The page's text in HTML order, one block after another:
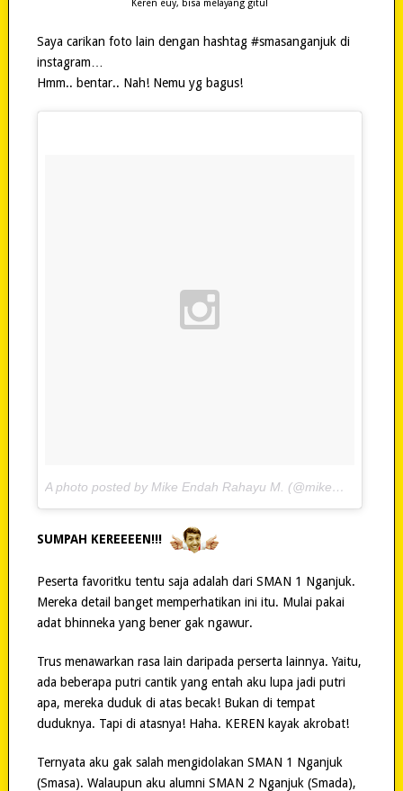
Keren euy, bisa melayang gitu!
Saya carikan foto lain dengan hashtag #smasanganjuk di
instagram…
Hmm.. bentar.. Nah! Nemu yg bagus!
A photo posted by Mike Endah Rahayu M. (@mikemarhaba) on
SUMPAH KEREEEEN!!!
Peserta favoritku tentu saja adalah dari SMAN 1 Nganjuk.
Mereka detail banget memperhatikan ini itu. Mulai pakai
adat bhinneka yang bener gak ngawur.
Trus menawarkan rasa lain daripada perserta lainnya. Yaitu,
ada beberapa putri cantik yang entah aku lupa jadi putri
apa, mereka duduk di atas becak! Bukan di tempat
duduknya. Tapi di atasnya! Haha. KEREN kayak akrobat!
Ternyata aku gak salah mengidolakan SMAN 1 Nganjuk
(Smasa). Walaupun aku alumni SMAN 2 Nganjuk (Smada),